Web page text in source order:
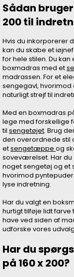
Sådan
200 til
Hvis du inkorporerer
kan du skabe et
for hele stilen. Du
boxmadras med et
madrassen. For et
sengegavl,
naturligt strejf til
Med en boxmadras
lege med forskellige
til sengetøjet. Brug
den overordnede stil
etsengetæppe og
soveværelset. Har
noget sengetøj og et
hvorimod
lyse indretning.
Har du valgt en
hurtigt tilføje lidt
have ved siden af
udforske vores
Har du
på 160 x 200?